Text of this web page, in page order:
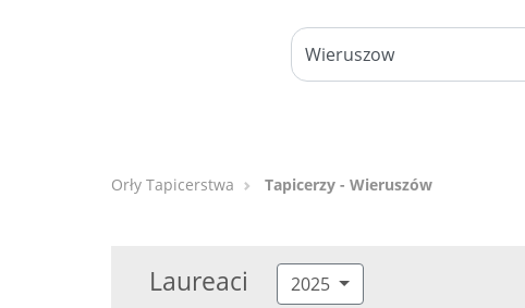
Orły Tapicerstwa Tapicerzy - Wieruszów
Laureaci 2025